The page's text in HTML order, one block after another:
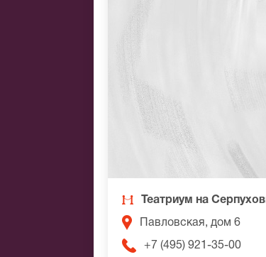
Театриум на
Павловская, дом 6
+7 (495) 921-35-00